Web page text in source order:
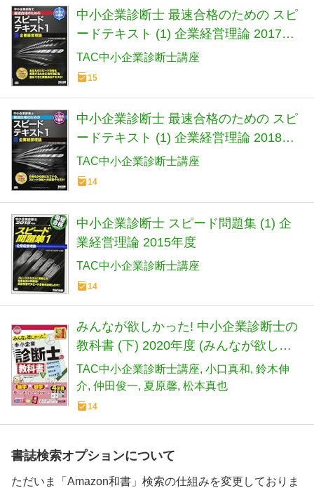
中小企業診断士 最速合格のための スピ
ードテキスト (1) 企業経営理論 2017年
度
TAC中小企業診断士講座
15
中小企業診断士 最速合格のための スピ
ードテキスト (1) 企業経営理論 2018年
度
TAC中小企業診断士講座
14
中小企業診断士 スピード問題集 (1) 企
業経営理論 2015年度
TAC中小企業診断士講座
14
みんなが欲しかった! 中小企業診断士の
教科書 (下) 2020年度 (みんなが欲しか
った! シリーズ)
TAC中小企業診断士講座 小口真和 鈴木伸
介 仲田俊一 夏原馨 松本真也
14
書誌検索オプションについて
ただいま「Amazon和書」検索の仕組みを変更しておりま